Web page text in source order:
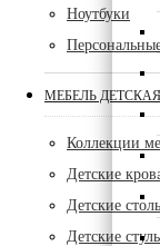
Ноутбуки
МЕБЕЛЬ ДЕТСКАЯ
Коллекции
Детские
Детские
Детские